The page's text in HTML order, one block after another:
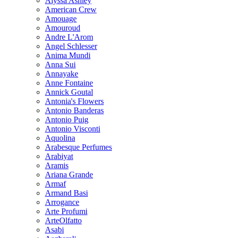
American Crew
Amouage
Amouroud
Andre L'Arom
Angel Schlesser
Anima Mundi
Anna Sui
Annayake
Anne Fontaine
Annick Goutal
Antonia's Flowers
Antonio Banderas
Antonio Puig
Antonio Visconti
Aquolina
Arabesque Perfumes
Arabiyat
Aramis
Ariana Grande
Armaf
Armand Basi
Arrogance
Arte Profumi
ArteOlfatto
Asabi